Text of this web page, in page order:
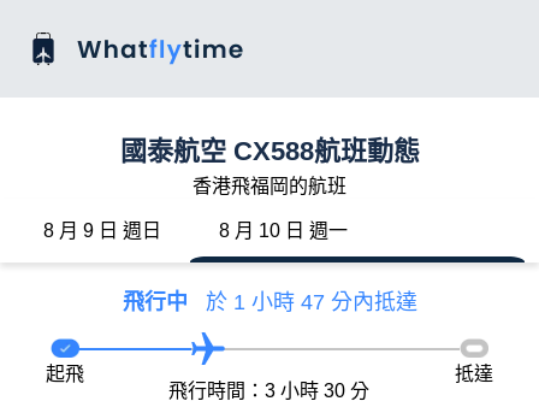
國泰航空 CX588航班動態
香港飛福岡的航班
8 月 9 日 週日 8 月 10 日 週一
飛行中 於 1 小時 47 分內抵達
起飛
飛行時間：3 小時 30 分
抵達